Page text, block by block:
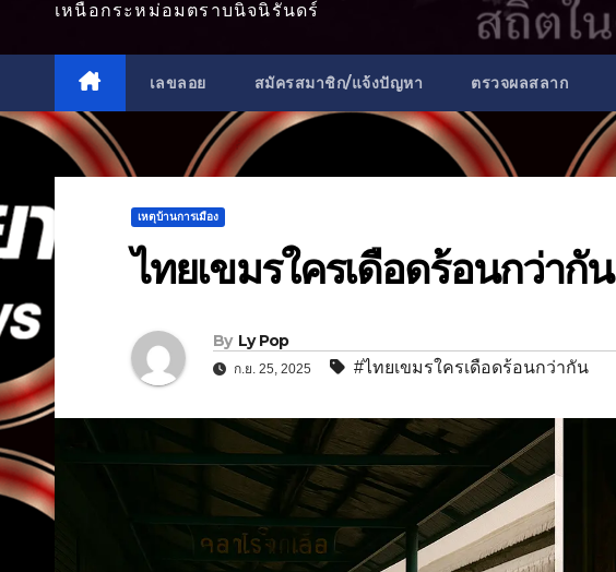
เหนือกระหม่อมตราบนิจนิรันดร์
เลขลอย สมัครสมาชิก/แจ้งปัญหา ตรวจผลสลาก
เหตุบ้านการเมือง
ไทยเขมรใครเดือดร้อนกว่ากัน
By Ly Pop
ก.ย. 25, 2025 #ไทยเขมรใครเดือดร้อนกว่ากัน